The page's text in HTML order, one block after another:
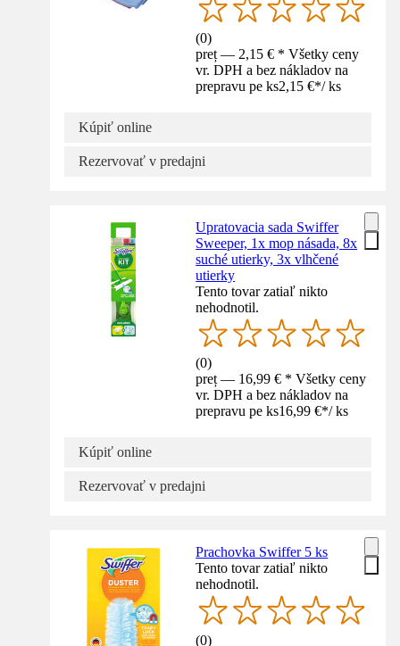
(0)
preț — 2,15 € * Všetky ceny
vr. DPH a bez nákladov na
prepravu pe ks2,15 €*/ ks
Kúpiť online
Rezervovať v predajni
Upratovacia sada Swiffer
Sweeper, 1x mop násada, 8x
suché utierky, 3x vlhčené
utierky
Tento tovar zatiaľ nikto
nehodnotil.
(0)
preț — 16,99 € * Všetky ceny
vr. DPH a bez nákladov na
prepravu pe ks16,99 €*/ ks
Kúpiť online
Rezervovať v predajni
Prachovka Swiffer 5 ks
Tento tovar zatiaľ nikto
nehodnotil.
(0)